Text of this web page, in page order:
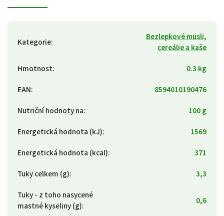
Kategorie:
Bezlepkové müsli,
cereálie a kaše
Hmotnost:
0.3 kg
EAN:
8594010190476
Nutriční hodnoty na:
100 g
Energetická hodnota (kJ):
1569
Energetická hodnota (kcal):
371
Tuky celkem (g):
3,3
Tuky - z toho nasycené
mastné kyseliny (g): 0,6